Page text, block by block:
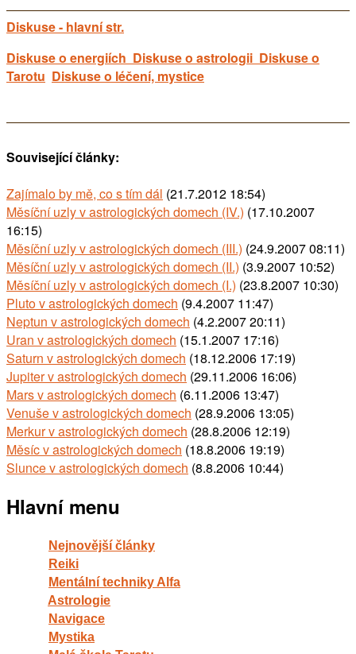
Diskuse - hlavní str.
Diskuse o energiích Diskuse o astrologii Diskuse o
Tarotu Diskuse o léčení, mystice
Související články:
Zajímalo by mě, co s tím dál (21.7.2012 18:54)
Měsíční uzly v astrologických domech (IV.) (17.10.2007
16:15)
Měsíční uzly v astrologických domech (III.) (24.9.2007 08:11)
Měsíční uzly v astrologických domech (II.) (3.9.2007 10:52)
Měsíční uzly v astrologických domech (I.) (23.8.2007 10:30)
Pluto v astrologických domech (9.4.2007 11:47)
Neptun v astrologických domech (4.2.2007 20:11)
Uran v astrologických domech (15.1.2007 17:16)
Saturn v astrologických domech (18.12.2006 17:19)
Jupiter v astrologických domech (29.11.2006 16:06)
Mars v astrologických domech (6.11.2006 13:47)
Venuše v astrologických domech (28.9.2006 13:05)
Merkur v astrologických domech (28.8.2006 12:19)
Měsíc v astrologických domech (18.8.2006 19:19)
Slunce v astrologických domech (8.8.2006 10:44)
Hlavní menu
Nejnovější články
Reiki
Mentální techniky Alfa
Astrologie
Navigace
Mystika